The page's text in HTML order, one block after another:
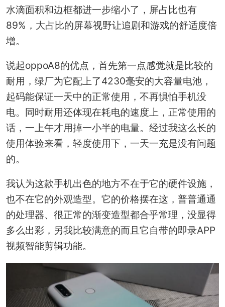
水滴面积和边框都进一步缩小了，屏占比也有
89%，大占比的屏幕视野让追剧和游戏的舒适度倍
增。
说起oppoA8的优点，首先第一点感觉就是比较的
耐用，绿厂为它配上了4230毫安的大容量电池，
起码能保证一天中的正常使用，不再惧怕手机没
电。同时耐用还体现在耗电的速度上，正常使用的
话，一上午才用掉一小半的电量。经过我这么长的
使用体验来看，轻度使用下，一天一充是没有问题
的。
我认为这款手机出色的地方不在于它的硬件设施，
也不在它的外观造型。它的价格摆在这，普普通通
的处理器、很正常的渐变造型都合乎常理，没显得
多么出彩，另我比较满意的而且它自带的即录APP
视频智能剪辑功能。